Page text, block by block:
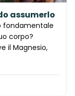
assumerlo
fondamentale
corpo?
il Magnesio,